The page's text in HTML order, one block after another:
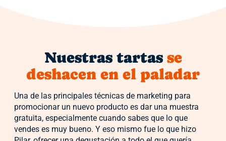
Nuestras tartas se
deshacen en el paladar​
Una de las principales técnicas de marketing para
promocionar un nuevo producto es dar una muestra
gratuita, especialmente cuando sabes que lo que
vendes es muy bueno. Y eso mismo fue lo que hizo